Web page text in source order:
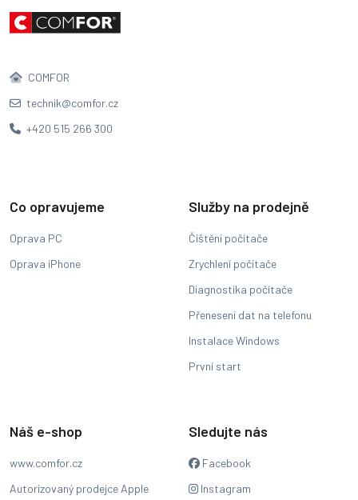
COMFOR
technik@comfor.cz
+420 515 266 300
Co opravujeme
Oprava PC
Oprava iPhone
Služby na prodejně
Čištění počítače
Zrychlení počítače
Diagnostika počítače
Přenesení dat na telefonu
Instalace Windows
První start
Náš e-shop
www.comfor.cz
Autorizovaný prodejce Apple
Sledujte nás
Facebook
Instagram